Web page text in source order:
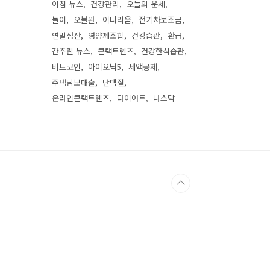
아침 뉴스
건강관리
오늘의 운세
놀이
오블완 이더리움
전기차보조금
연말정산
영양제조합 건강습관
환급
간추린 뉴스
콘택트렌즈
건강한식습관
비트코인
아이오닉5
세액공제
주택담보대출
단백질
온라인콘택트렌즈
다이어트 나스닥